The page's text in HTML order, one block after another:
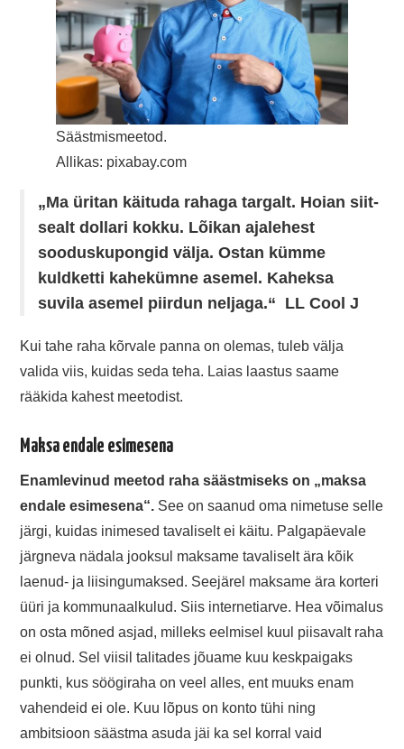
Säästmismeetod.
Allikas: pixabay.com
„Ma üritan käituda rahaga targalt. Hoian siit-
sealt dollari kokku. Lõikan ajalehest
sooduskupongid välja. Ostan kümme
kuldketti kahekümne asemel. Kaheksa
suvila asemel piirdun neljaga.“ LL Cool J
Kui tahe raha kõrvale panna on olemas, tuleb välja
valida viis, kuidas seda teha. Laias laastus saame
rääkida kahest meetodist.
Maksa endale esimesena
Enamlevinud meetod raha säästmiseks on „maksa
endale esimesena“. See on saanud oma nimetuse selle
järgi, kuidas inimesed tavaliselt ei käitu. Palgapäevale
järgneva nädala jooksul maksame tavaliselt ära kõik
laenud- ja liisingumaksed. Seejärel maksame ära korteri
üüri ja kommunaalkulud. Siis internetiarve. Hea võimalus
on osta mõned asjad, milleks eelmisel kuul piisavalt raha
ei olnud. Sel viisil talitades jõuame kuu keskpaigaks
punkti, kus söögiraha on veel alles, ent muuks enam
vahendeid ei ole. Kuu lõpus on konto tühi ning
ambitsioon säästma asuda jäi ka sel korral vaid